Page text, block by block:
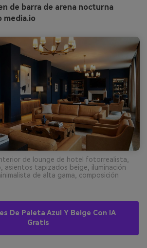
de barra de arena nocturna
media.io
de lounge de hotel fotorrealista,
asientos tapizados beige, iluminación
de alta gama, composición
De Paleta Azul Y Beige Con IA
Gratis